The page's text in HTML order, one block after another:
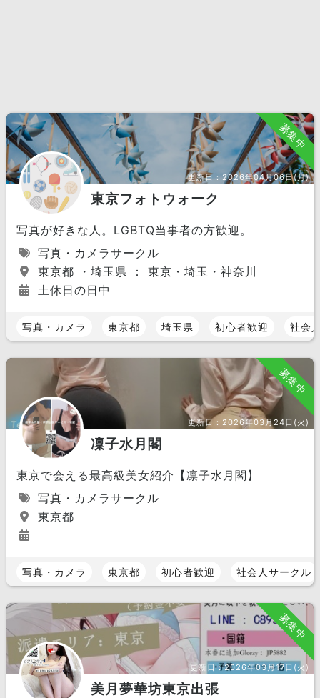
募集中
更新日：2026年04月06日(月)
東京フォトウォーク
写真が好きな人。LGBTQ当事者の方歓迎。
写真・カメラサークル
東京都 ・埼玉県 ： 東京・埼玉・神奈川
土休日の日中
写真・カメラ 東京都 埼玉県 初心者歓迎 社会
募集中
更新日： 2026年03月24日(火)
凜子水月閣
東京で会える最高級美女紹介【凛子水月閣】
写真・カメラサークル
東京都
写真・カメラ 東京都 初心者歓迎 社会人サークル
募集中
更新日：2026年03月17日(火)
美月夢華坊東京出張